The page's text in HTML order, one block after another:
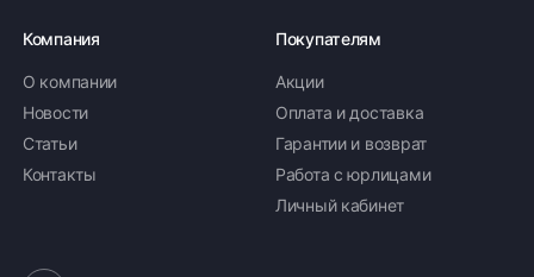
Компания
О компании
Новости
Статьи
Контакты
Покупателям
Акции
Оплата и доставка
Гарантии и возврат
Работа с юрлицами
Личный кабинет